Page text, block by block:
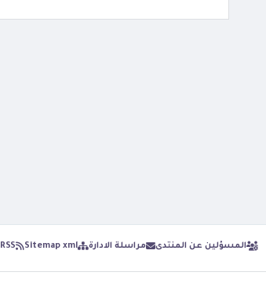
المسؤلين عن المنتدى مراسلة الادارة Sitemap xml
RSS